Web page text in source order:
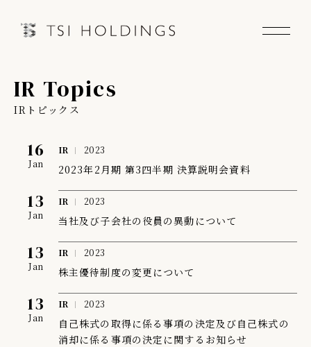
Information
Brand
Brand News
Our Purpose
Sustainability
会社情報
IR情報
IR Topics
IRトピックス
16
Jan
IR 2023
2023年2月期 第3四半期 決算説明会資料
13
Jan
IR 2023
当社及び子会社の役員の異動について
13
Jan
IR 2023
株主優待制度の変更について
13
Jan
IR 2023
自己株式の取得に係る事項の決定及び自己株式の
消却に係る事項の決定に関するお知らせ